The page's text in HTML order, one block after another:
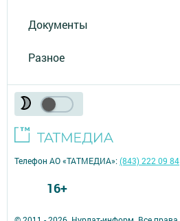
Документы
Разное
Телефон АО «ТАТМЕДИА»:(843) 222 09 84
16+